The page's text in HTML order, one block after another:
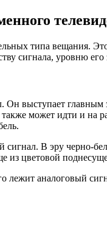
типа вещания.
сигнала, уровню
выступает главным
может идти и на
В эру черно-
из цветовой
лежит аналоговый